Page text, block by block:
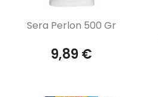
Aperçu rapide
Sera Perlon 500 Gr
9,89 €